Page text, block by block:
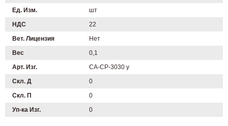
Ед. Изм.
шт
НДС
22
Вет. Лицензия
Нет
Вес
0,1
Арт. Изг.
CA-CP-3030 у
Скл. Д
0
Скл. П
0
Уп-ка Изг.
0